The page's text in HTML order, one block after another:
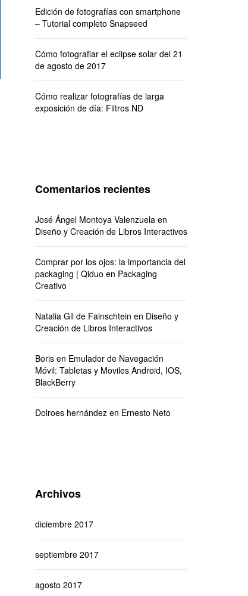
Edición de fotografías con smartphone
– Tutorial completo Snapseed
Cómo fotografiar el eclipse solar del 21
de agosto de 2017
Cómo realizar fotografías de larga
exposición de día: Filtros ND
Comentarios recientes
José Ángel Montoya Valenzuelaen
Diseño y Creación de Libros Interactivos
Comprar por los ojos: la importancia del
packaging | Qiduo en Packaging
Creativo
Natalia Gil de Fainschtein en Diseño y
Creación de Libros Interactivos
Borisen Emulador de Navegación
Móvil: Tabletas y Moviles Android, IOS,
BlackBerry
Dolroes hernándezen Ernesto Neto
Archivos
diciembre 2017
septiembre 2017
agosto 2017